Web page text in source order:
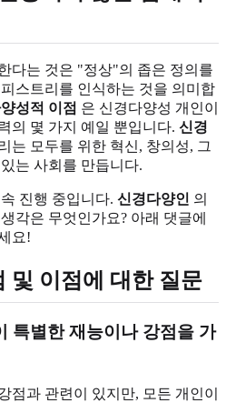
다는 것은 "정상"의 좁은 정의를
스트리를 인식하는 것을 의미합
성적 이점 은 신경다양성 개인이
의 몇 가지 예일 뿐입니다. 신경
는 모두를 위한 혁신, 창의성, 그
는 사회를 만듭니다.
진행 중입니다. 신경다양인 의
각은 무엇인가요? 아래 댓글에
요!
및 이점에 대한 질문
특별한 재능이나 강점을 가
점과 관련이 있지만, 모든 개인이